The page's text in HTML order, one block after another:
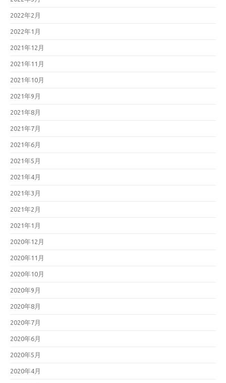
2022年2月
2022年1月
2021年12月
2021年11月
2021年10月
2021年9月
2021年8月
2021年7月
2021年6月
2021年5月
2021年4月
2021年3月
2021年2月
2021年1月
2020年12月
2020年11月
2020年10月
2020年9月
2020年8月
2020年7月
2020年6月
2020年5月
2020年4月